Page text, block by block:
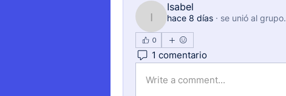
Isabel
Isabel
hace 8 días · se unió al grupo.
0
1 comentario
Write a comment...